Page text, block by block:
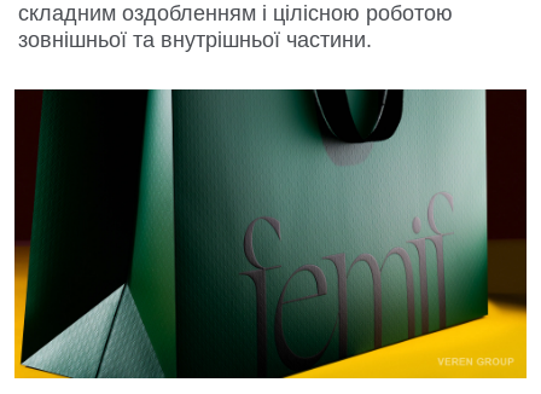
складним оздобленням і цілісною роботою
зовнішньої та внутрішньої частини.